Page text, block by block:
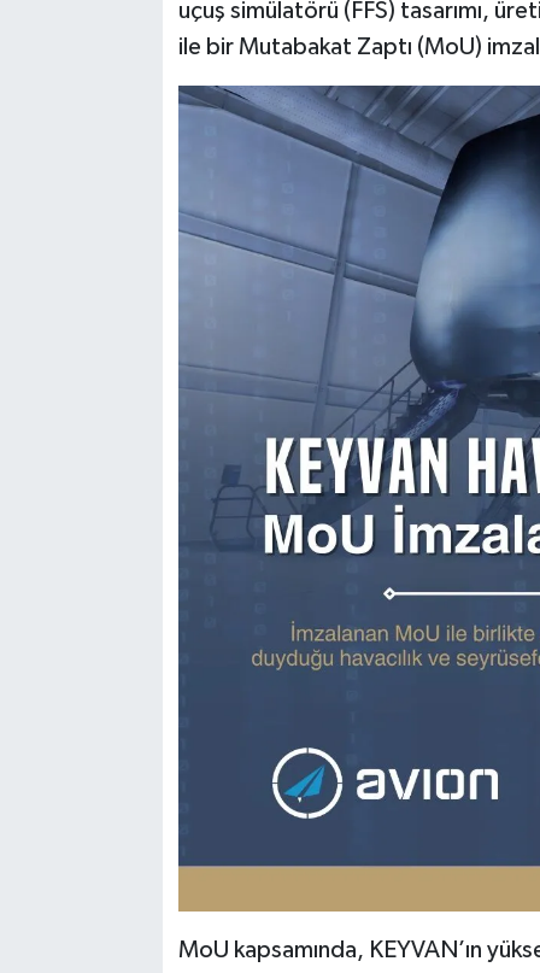
uçuş simülatörü (FFS) tasarımı,
ile bir Mutabakat Zaptı (MoU)
MoU kapsamında, KEYVAN’ın